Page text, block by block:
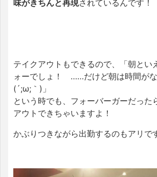
味がきちんと再現されているんです！
テイクアウトもできるので、「朝とい
ォーでしょ！ ……だけど朝は時間が
(´;ω;｀)」
という時でも、フォーバーガーだった
アウトできちゃいますよ！
かぶりつきながら出勤するのもアリで